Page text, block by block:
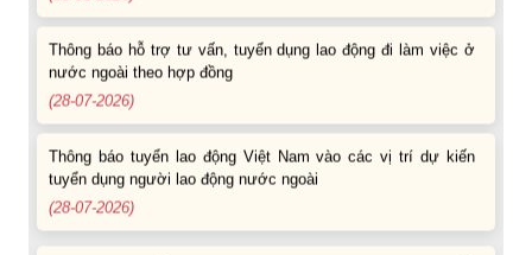
nước ngoài theo hợp đồng
(28-07-2026)
tuyển dụng người lao động nước ngoài
(28-07-2026)